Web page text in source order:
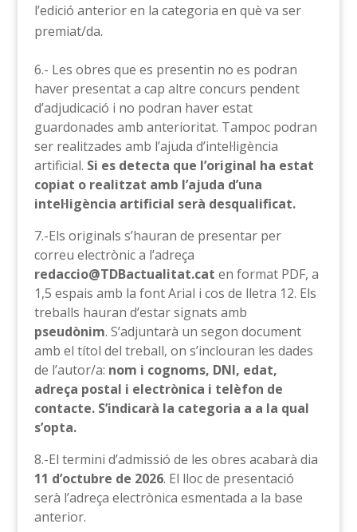
l’edició anterior en la categoria en què va ser
premiat/da.
6.- Les obres que es presentin no es podran
haver presentat a cap altre concurs pendent
d’adjudicació i no podran haver estat
guardonades amb anterioritat. Tampoc podran
ser realitzades amb l’ajuda d’intel·ligència
artificial. Si es detecta que l’original ha estat
copiat o realitzat amb l’ajuda d’una
intel·ligència artificial serà desqualificat.
7.-Els originals s’hauran de presentar per
correu electrònic a l’adreça
redaccio@TDBactualitat.cat en format PDF, a
1,5 espais amb la font Arial i cos de lletra 12. Els
treballs hauran d’estar signats amb
pseudònim. S’adjuntarà un segon document
amb el títol del treball, on s’inclouran les dades
de l’autor/a: nom i cognoms, DNI, edat,
adreça postal i electrònica i telèfon de
contacte. S’indicarà la categoria a a la qual
s’opta.
8.-El termini d’admissió de les obres acabarà dia
11 d’octubre de 2026. El lloc de presentació
serà l’adreça electrònica esmentada a la base
anterior.